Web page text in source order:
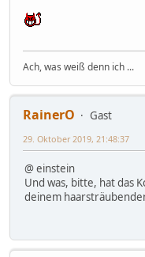
Ach, was weiß denn ich ...
RainerO
Gast
29. Oktober 2019, 21:48:37
@ einstein
Und was, bitte, hat das
deinem